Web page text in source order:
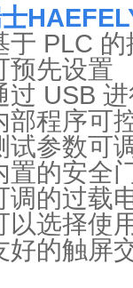
于 PLC
预先设置
过 USB
部程序可
试参数可
置的安全
调的过载
以选择使
好的触屏